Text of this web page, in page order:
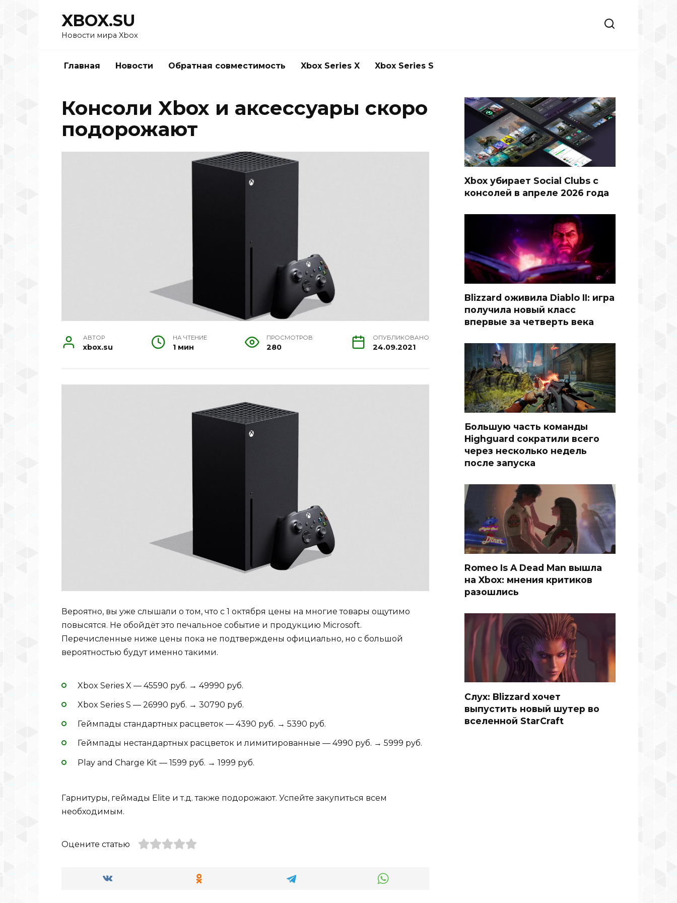
XBOX.SU
Новости мира Xbox
Главная Новости Обратная совместимость Xbox Series X Xbox Series S
Консоли Xbox и аксессуары скоро
подорожают
АВТОР
xbox.su
НА ЧТЕНИЕ
1 мин
ПРОСМОТРОВ
280
ОПУБЛИКОВАНО
24.09.2021
Вероятно, вы уже слышали о том, что с 1 октября цены на многие товары ощутимо
повысятся. Не обойдёт это печальное событие и продукцию Microsoft.
Перечисленные ниже цены пока не подтверждены официально, но с большой
вероятностью будут именно такими.
Xbox Series X — 45590 руб. → 49990 руб.
Xbox Series S — 26990 руб. → 30790 руб.
Геймпады стандартных расцветок — 4390 руб. → 5390 руб.
Геймпады нестандартных расцветок и лимитированные — 4990 руб. → 5999 руб.
Play and Charge Kit — 1599 руб. → 1999 руб.
Гарнитуры, геймады Elite и т.д. также подорожают. Успейте закупиться всем
необходимым.
Оцените статью
Xbox убирает Social Clubs с
консолей в апреле 2026 года
Blizzard оживила Diablo II: игра
получила новый класс
впервые за четверть века
Большую часть команды
Highguard сократили всего
через несколько недель
после запуска
Romeo Is A Dead Man вышла
на Xbox: мнения критиков
разошлись
Слух: Blizzard хочет
выпустить новый шутер во
вселенной StarCraft